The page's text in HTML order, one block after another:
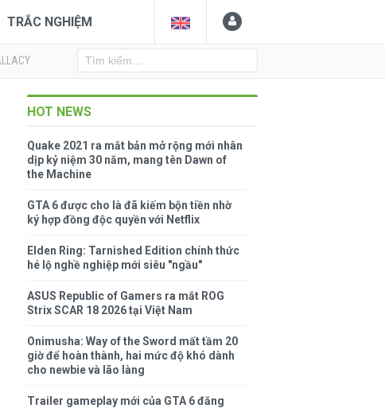
TRẮC NGHIỆM
HOT NEWS
Quake 2021 ra mắt bản mở rộng mới nhân
dịp kỷ niệm 30 năm, mang tên Dawn of
the Machine
GTA 6 được cho là đã kiếm bộn tiền nhờ
ký hợp đồng độc quyền với Netflix
Elden Ring: Tarnished Edition chính thức
hé lộ nghề nghiệp mới siêu "ngầu"
ASUS Republic of Gamers ra mắt ROG
Strix SCAR 18 2026 tại Việt Nam
Onimusha: Way of the Sword mất tầm 20
giờ để hoàn thành, hai mức độ khó dành
cho newbie và lão làng
Trailer gameplay mới của GTA 6 đăng